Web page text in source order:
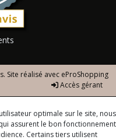
Site réalisé avec eProShopping
Accès gérant
optimale sur le site, nous
assurent le bon fonctionnement
Certains tiers utilisent